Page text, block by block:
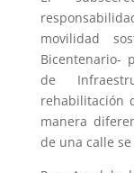
movilidad
Bicentenario-
de
rehabilitación
manera
de una calle